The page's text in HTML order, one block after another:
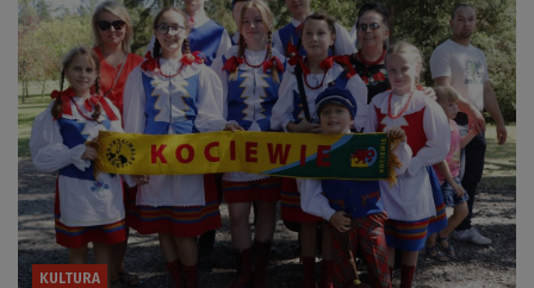
KULTURA